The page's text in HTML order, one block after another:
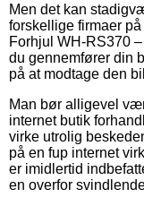
Men det kan
forskellige firmaer
Forhjul WH-RS370
du gennemfører din
på at modtage den
Man bør alligevel
internet butik
virke utrolig
på en fup internet
er imidlertid
en overfor